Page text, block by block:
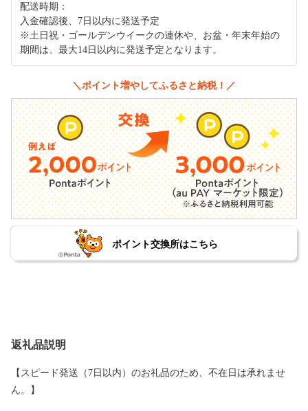
配送時期：
入金確認後、7日以内に発送予定
※土日祝・ゴールデンウイークの連休や、お盆・年末年始の
期間は、最大14日以内に発送予定となります。
＼ポイント増やしてふるさと納税！／
ポイント交換所はこちら
返礼品説明
【スピード発送（7日以内）のお礼品のため、不在日は承れませ
ん。】